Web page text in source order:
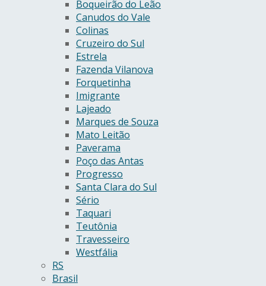
Boqueirão do Leão
Canudos do Vale
Colinas
Cruzeiro do Sul
Estrela
Fazenda Vilanova
Forquetinha
Imigrante
Lajeado
Marques de Souza
Mato Leitão
Paverama
Poço das Antas
Progresso
Santa Clara do Sul
Sério
Taquari
Teutônia
Travesseiro
Westfália
RS
Brasil